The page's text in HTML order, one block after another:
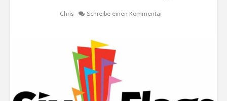
Chris Schreibe einen Kommentar